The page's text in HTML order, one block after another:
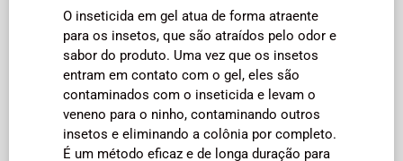
O inseticida em gel atua de forma atraente
para os insetos, que são atraídos pelo odor e
sabor do produto. Uma vez que os insetos
entram em contato com o gel, eles são
contaminados com o inseticida e levam o
veneno para o ninho, contaminando outros
insetos e eliminando a colônia por completo.
É um método eficaz e de longa duração para